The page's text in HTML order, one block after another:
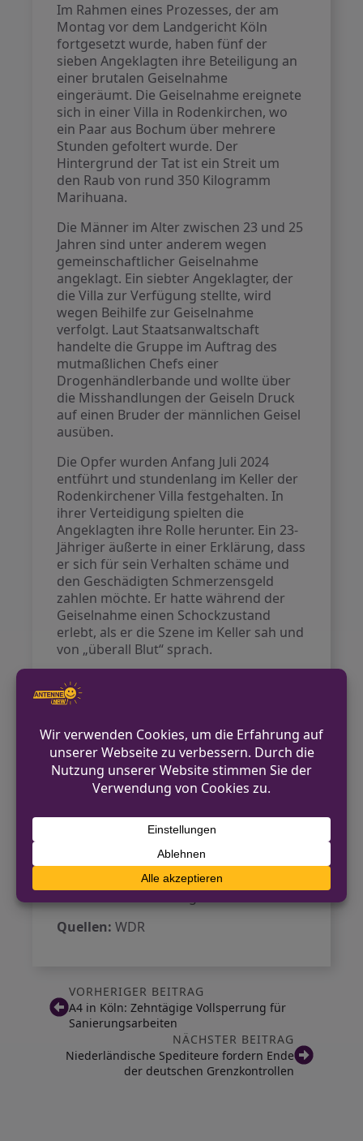
Im Rahmen eines Prozesses, der am
Montag vor dem Landgericht Köln
fortgesetzt wurde, haben fünf der
sieben Angeklagten ihre Beteiligung an
einer brutalen Geiselnahme
eingeräumt. Die Geiselnahme ereignete
sich in einer Villa in Rodenkirchen, wo
ein Paar aus Bochum über mehrere
Stunden gefoltert wurde. Der
Hintergrund der Tat ist ein Streit um
den Raub von rund 350 Kilogramm
Marihuana.
Die Männer im Alter zwischen 23 und 25
Jahren sind unter anderem wegen
gemeinschaftlicher Geiselnahme
angeklagt. Ein siebter Angeklagter, der
die Villa zur Verfügung stellte, wird
wegen Beihilfe zur Geiselnahme
verfolgt. Laut Staatsanwaltschaft
handelte die Gruppe im Auftrag des
mutmaßlichen Chefs einer
Drogenhändlerbande und wollte über
die Misshandlungen der Geiseln Druck
auf einen Bruder der männlichen Geisel
ausüben.
Die Opfer wurden Anfang Juli 2024
entführt und stundenlang im Keller der
Rodenkirchener Villa festgehalten. In
ihrer Verteidigung spielten die
Angeklagten ihre Rolle herunter. Ein 23-
Jähriger äußerte in einer Erklärung, dass
er sich für sein Verhalten schäme und
den Geschädigten Schmerzensgeld
zahlen möchte. Er hatte während der
Geiselnahme einen Schockzustand
erlebt, als er die Szene im Keller sah und
von „überall Blut“ sprach.
Ein weiterer Angeklagter berichtete,
dass er von dem Bandenboss gebeten
zurückzuholen, wofür ihm 100.000 Euro
und ein Auto versprochen wurden. Auch
er war bei der Beschaffung der Waffen
dabei, die für die Geiselnahme
verwendet wurden. Schlimmer noch, er
konnte nicht länger zusehen und wollte
schließlich die Polizei alarmieren, was
ihm erst gelang, nachdem er
Rodenkirchen verlassen hatte.
Quellen: WDR
VORHERIGER BEITRAG
A4 in Köln: Zehntägige Vollsperrung für
Sanierungsarbeiten
NÄCHSTER BEITRAG
Niederländische Spediteure fordern Ende
der deutschen Grenzkontrollen